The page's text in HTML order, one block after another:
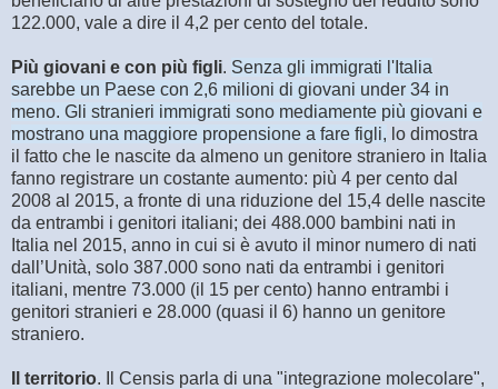
122.000, vale a dire il 4,2 per cento del totale.
Più giovani e con più figli. Senza gli immigrati l'Italia
sarebbe un Paese con 2,6 milioni di giovani under 34 in
meno. Gli stranieri immigrati sono mediamente più giovani e
mostrano una maggiore propensione a fare figli, lo dimostra
il fatto che le nascite da almeno un genitore straniero in Italia
fanno registrare un costante aumento: più 4 per cento dal
2008 al 2015, a fronte di una riduzione del 15,4 delle nascite
da entrambi i genitori italiani; dei 488.000 bambini nati in
Italia nel 2015, anno in cui si è avuto il minor numero di nati
dall’Unità, solo 387.000 sono nati da entrambi i genitori
italiani, mentre 73.000 (il 15 per cento) hanno entrambi i
genitori stranieri e 28.000 (quasi il 6) hanno un genitore
straniero.
Il territorio. Il Censis parla di una "integrazione molecolare",